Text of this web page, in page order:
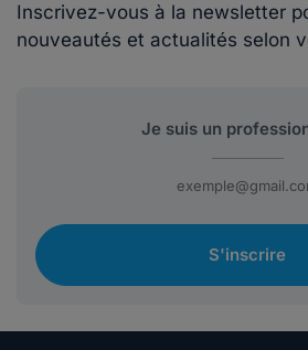
Inscrivez-vous à la newsletter
nouveautés et actualités selon
S'inscrire